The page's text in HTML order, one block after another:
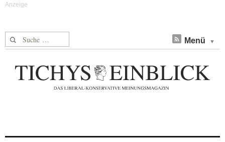
Suche nach: Menü